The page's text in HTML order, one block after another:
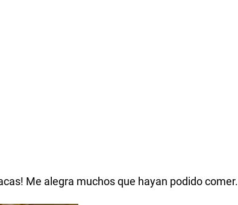
Me alegra muchos que hayan podido comer.